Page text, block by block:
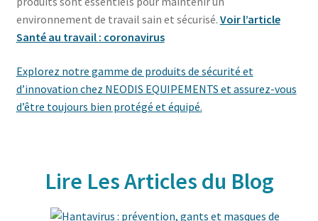
environnement de travail sain et sécurisé. Voir l’article
Santé au travail : coronavirus
Explorez notre gamme de produits de sécurité et
d’innovation chez NEODIS EQUIPEMENTS et assurez-vous
d’être toujours bien protégé et équipé.
Lire Les Articles du Blog